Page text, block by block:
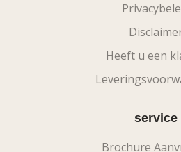
Heeft u een
service
Brochure